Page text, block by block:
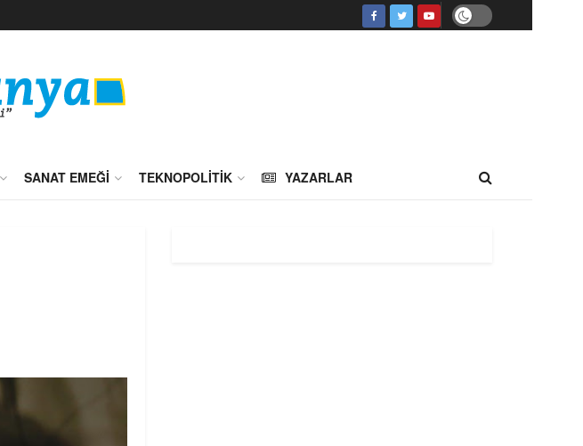
SANAT EMEĞI TEKNOPOLITIK YAZARLAR